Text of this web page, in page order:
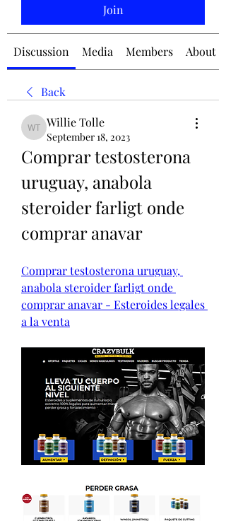
Join
Discussion Media Members About
Back
Willie Tolle
Willie Tolle
September 18, 2023
Comprar testosterona
uruguay, anabola
steroider farligt onde
comprar anavar
Comprar testosterona uruguay,
anabola steroider farligt onde
comprar anavar - Esteroides legales
a la venta